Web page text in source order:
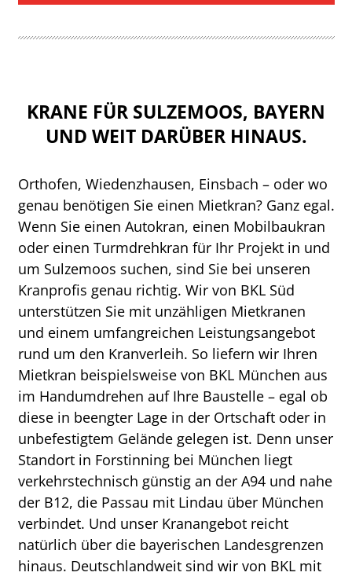
KRANE FÜR SULZEMOOS, BAYERN
UND WEIT DARÜBER HINAUS.
Orthofen, Wiedenzhausen, Einsbach – oder wo
genau benötigen Sie einen Mietkran? Ganz egal.
Wenn Sie einen Autokran, einen Mobilbaukran
oder einen Turmdrehkran für Ihr Projekt in und
um Sulzemoos suchen, sind Sie bei unseren
Kranprofis genau richtig. Wir von BKL Süd
unterstützen Sie mit unzähligen Mietkranen
und einem umfangreichen Leistungsangebot
rund um den Kranverleih. So liefern wir Ihren
Mietkran beispielsweise von BKL München aus
im Handumdrehen auf Ihre Baustelle – egal ob
diese in beengter Lage in der Ortschaft oder in
unbefestigtem Gelände gelegen ist. Denn unser
Standort in Forstinning bei München liegt
verkehrstechnisch günstig an der A94 und nahe
der B12, die Passau mit Lindau über München
verbindet. Und unser Kranangebot reicht
natürlich über die bayerischen Landesgrenzen
hinaus. Deutschlandweit sind wir von BKL mit